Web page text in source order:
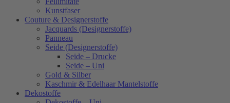
Kunstfaser
Couture & Designerstoffe
Jacquards (Designerstoffe)
Panneau
Seide (Designerstoffe)
Seide – Drucke
Seide – Uni
Gold & Silber
Kaschmir & Edelhaar Mantelstoffe
Dekostoffe